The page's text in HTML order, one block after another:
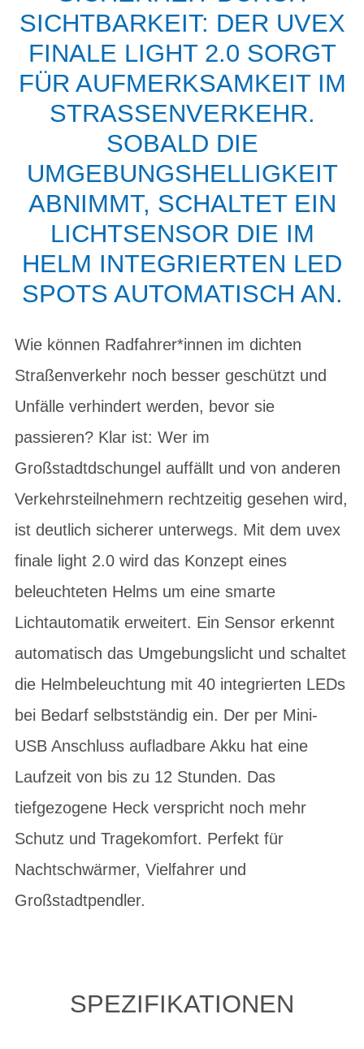
SICHTBARKEIT: DER UVEX
FINALE LIGHT 2.0 SORGT
FÜR AUFMERKSAMKEIT IM
STRASSENVERKEHR. S
OBALD DIE U
MGEBUNGSHELLIGKEIT A
BNIMMT, SCHALTET EIN L
ICHTSENSOR DIE IM H
ELM INTEGRIERTEN LED S
POTS AUTOMATISCH AN.
Wie können Radfahrer*innen im dichten
Straßenverkehr noch besser geschützt und
Unfälle verhindert werden, bevor sie
passieren? Klar ist: Wer im
Großstadtdschungel auffällt und von anderen
Verkehrsteilnehmern rechtzeitig gesehen wird,
ist deutlich sicherer unterwegs. Mit dem uvex
finale light 2.0 wird das Konzept eines
beleuchteten Helms um eine smarte
Lichtautomatik erweitert. Ein Sensor erkennt
automatisch das Umgebungslicht und schaltet
die Helmbeleuchtung mit 40 integrierten LEDs
bei Bedarf selbstständig ein. Der per Mini-
USB Anschluss aufladbare Akku hat eine
Laufzeit von bis zu 12 Stunden. Das
tiefgezogene Heck verspricht noch mehr
Schutz und Tragekomfort. Perfekt für
Nachtschwärmer, Vielfahrer und
Großstadtpendler.
SPEZIFIKATIONEN